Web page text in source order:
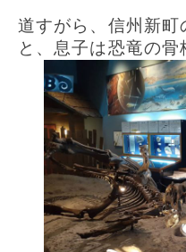
道すがら、信州新町
と、息子は恐竜の骨